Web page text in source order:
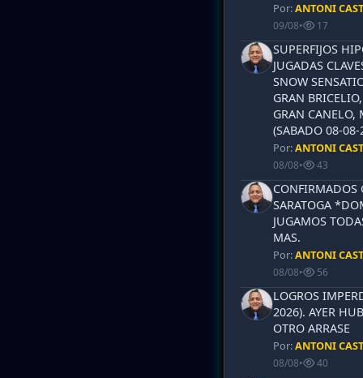
Por:ANTONI
09/08• 17
SUPERFIJOS
JUGADAS
SNOW
GRAN
GRAN CANELO,
(SABADO 08-
Por:ANTONI
08/08• 43
CONFIRMADOS
SARATOGA
JUGAMOS
MAS.
Por:ANTONI
08/08• 56
LOGROS
2026). AYER
OTRO ARRASE
Por:ANTONI
08/08• 40